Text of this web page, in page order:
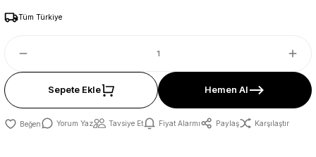
Tüm Türkiye
Sepete Ekle Hemen Al
Yorum Yaz Tavsiye Et Fiyat Alarmı Paylaş Karşılaştır